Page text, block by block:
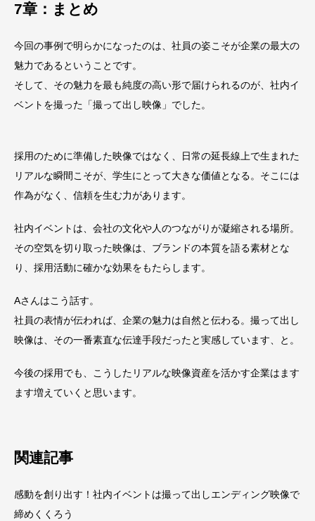
7章：まとめ
今回の事例で明らかになったのは、社員の姿こそが企業の最大の
魅力であるということです。
そして、その魅力を最も純度の高い形で届けられるのが、社内イ
ベントを撮った「撮って出し映像」でした。
採用のために準備した映像ではなく、日常の延長線上で生まれた
リアルな瞬間こそが、学生にとって大きな価値となる。そこには
作為がなく、信頼を生む力があります。
社内イベントは、会社の文化や人のつながりが凝縮される場所。
その空気を切り取った映像は、ブランドの本質を語る素材とな
り、採用活動に確かな効果をもたらします。
Aさんはこう話す。
社員の表情が伝われば、企業の魅力は自然と伝わる。撮って出し
映像は、その一番素直な伝達手段だったと実感しています、と。
今後の採用でも、こうしたリアルな映像資産を活かす企業はます
ます増えていくと思います。
関連記事
感動を創り出す！社内イベントは撮って出しエンディング映像で
締めくくろう